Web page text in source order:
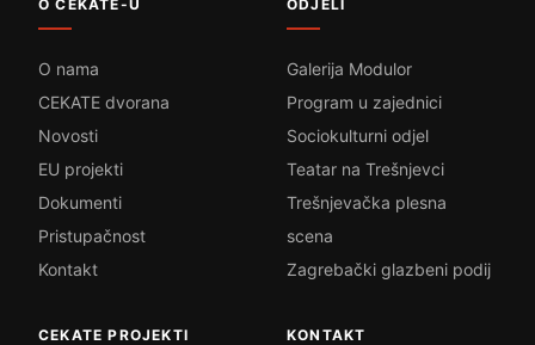
O CEKATE-U
O nama
CEKATE dvorana
Novosti
EU projekti
Dokumenti
Pristupačnost
Kontakt
ODJELI
Galerija Modulor
Program u zajednici
Sociokulturni odjel
Teatar na Trešnjevci
Trešnjevačka plesna
scena
Zagrebački glazbeni podij
CEKATE PROJEKTI KONTAKT